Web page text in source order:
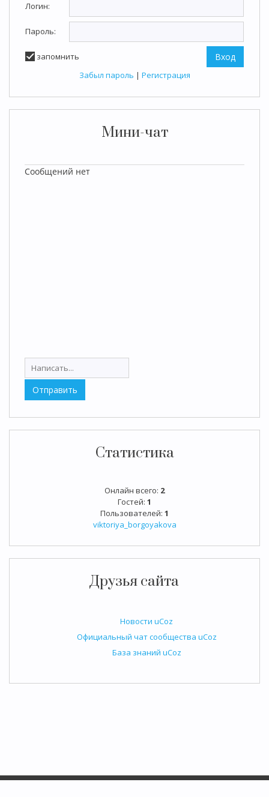
Логин:
Пароль:
запомнить
Забыл пароль | Регистрация
Мини-чат
Статистика
Онлайн всего: 2
Гостей: 1
Пользователей: 1
viktoriya_borgoyakova
Друзья сайта
Новости uCoz
Официальный чат сообщества uCoz
База знаний uCoz